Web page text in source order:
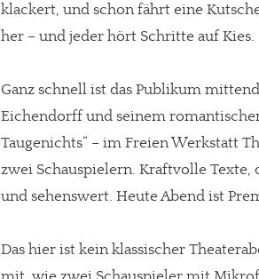
klackert, und schon fährt eine
her – und jeder hört Schritte auf Kies.
Ganz schnell ist das Publikum
Eichendorff und seinem
Taugenichts“ – im Freien Werkstatt
zwei Schauspielern. Kraftvolle Texte,
und sehenswert. Heute Abend ist
Das hier ist kein klassischer